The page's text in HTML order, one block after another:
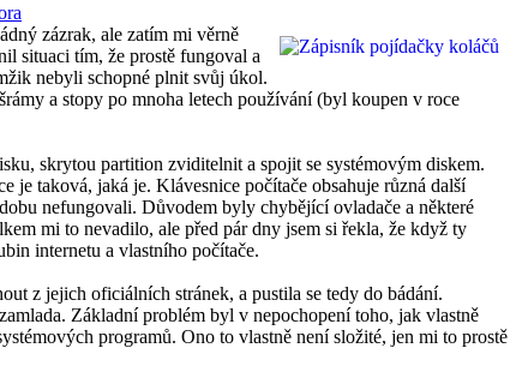
zázrak, ale zatím mi věrně
situaci tím, že prostě fungoval a
nebyli schopné plnit svůj úkol.
a stopy po mnoha letech používání (byl koupen v roce
skrytou partition zviditelnit a spojit se systémovým diskem.
je taková, jaká je. Klávesnice počítače obsahuje různá další
nefungovali. Důvodem byly chybějící ovladače a některé
mi to nevadilo, ale před pár dny jsem si řekla, že když ty
internetu a vlastního počítače.
z jejich oficiálních stránek, a pustila se tedy do bádání.
Základní problém byl v nepochopení toho, jak vlastně
programů. Ono to vlastně není složité, jen mi to prostě